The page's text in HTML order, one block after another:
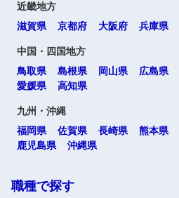
近畿地方
滋賀県
京都府 大阪府 兵庫県
中国・四国地方
鳥取県
島根県 岡山県 広島県
愛媛県
高知県
九州・沖縄
福岡県
佐賀県 長崎県 熊本県
鹿児島県
沖縄県
職種で探す